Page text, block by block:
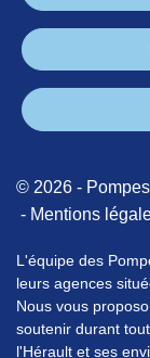
© 2026 -
Mentions
L'équipe des
leurs agences
Nous vous
soutenir durant
l'Hérault et ses